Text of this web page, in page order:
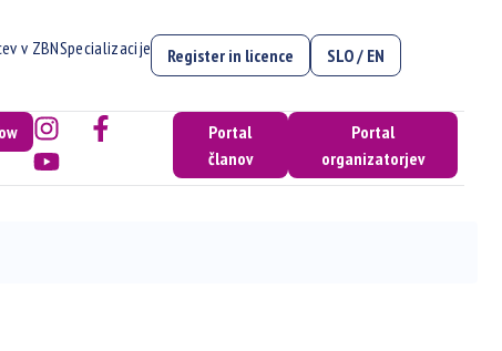
v ZBNSpecializacije Register in licence SLO / EN
Portal
članov
Portal
organizatorjev